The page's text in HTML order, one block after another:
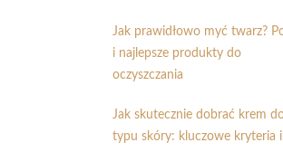
Jak prawidłowo myć twarz?
i najlepsze produkty do
oczyszczania
Jak skutecznie dobrać krem
typu skóry: kluczowe kryteria i